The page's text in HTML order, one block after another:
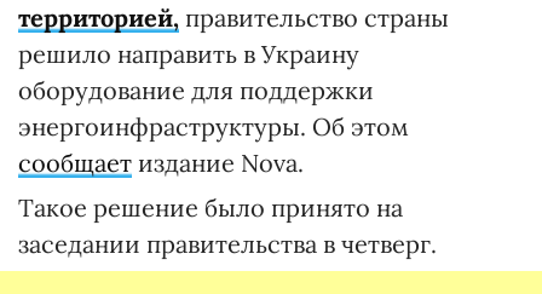
территорией, правительство страны
решило направить в Украину
оборудование для поддержки
энергоинфраструктуры. Об этом
сообщает издание Nova.
Такое решение было принято на
заседании правительства в четверг.